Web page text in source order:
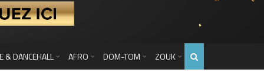
& DANCEHALL AFRO DOM-TOM ZOUK